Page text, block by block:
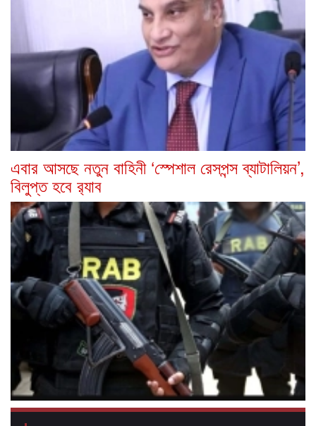
এবার আসছে নতুন বাহিনী ‘স্পেশাল রেসপন্স ব্যাটালিয়ন’,
বিলুপ্ত হবে র‍্যাব